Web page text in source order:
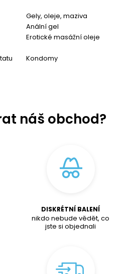
Gely, oleje, maziva
Anální gel
Erotické masážní oleje
Kondomy
náš obchod?
DISKRÉTNÍ BALENÍ
nikdo nebude vědět, co
jste si objednali